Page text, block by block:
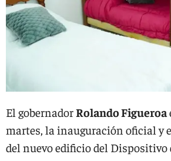
El gobernadorRolando Figueroa
martes, la inauguración oficial y
del nuevo edificio del Dispositivo